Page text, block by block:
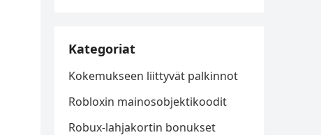
Kategoriat
Kokemukseen liittyvät palkinnot
Robloxin mainosobjektikoodit
Robux-lahjakortin bonukset